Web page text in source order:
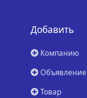
Добавить
Компанию
Объявление
Товар